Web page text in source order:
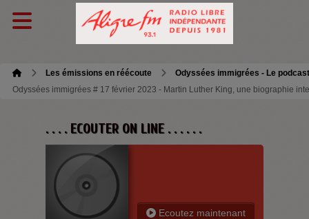
Les émissions en réécoute
Odyssées immigrées - Le podcast
Odyssées immigrées # 17 février 2023 - Martin Luther King, une biographie
. . . . ECOUTER ON LINE . . . . . .
Ecoutez maintenant